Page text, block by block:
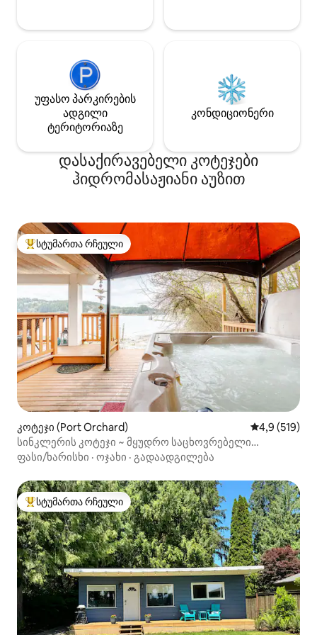
გრძელვადიანი საცხოვრებლის
უფასო პარკირების
ადგილი
ტერიტორიაზე
კონდიციონერი
დასაქირავებელი კოტეჯები
ჰიდრომასაჟიანი აუზით
სტუმართა რჩეული მოწინავე ვარიანტი
სტუმართა რჩეული
კოტეჯი (Port Orchard) საშუალო
4,9 (519)
სინკლერის კოტეჯი ~ მყუდრო საცხოვრებელი
სანაპიროზე ჰიდრომასაჟიანი აუზით
ფასი/ხარისხი · ოჯახი · გადაადგილება
სტუმართა რჩეული მოწინავე ვარიანტი
სტუმართა რჩეული